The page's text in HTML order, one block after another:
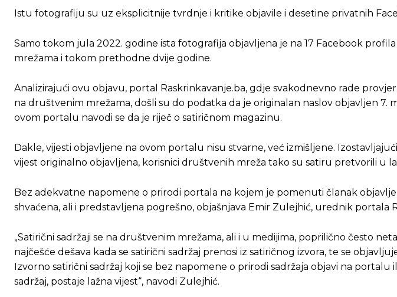
Istu fotografiju su uz eksplicitnije tvrdnje i kritike objavile i desetine privatnih
Samo tokom jula 2022. godine ista fotografija objavljena je na 17 Facebook
mrežama i tokom prethodne dvije godine.
Analizirajući ovu objavu, portal Raskrinkavanje.ba, gdje svakodnevno rade
na društvenim mrežama, došli su do podatka da je originalan naslov objavljen 7.
ovom portalu navodi se da je riječ o satiričnom magazinu.
Dakle, vijesti objavljene na ovom portalu nisu stvarne, već izmišljene.
vijest originalno objavljena, korisnici društvenih mreža tako su satiru pretvorili u
Bez adekvatne napomene o prirodi portala na kojem je pomenuti članak
shvaćena, ali i predstavljena pogrešno, objašnjava Emir Zulejhić, urednik portala
„Satirični sadržaji se na društvenim mrežama, ali i u medijima, poprilično često
najčešće dešava kada se satirični sadržaj prenosi iz satiričnog izvora, te se
Izvorno satirični sadržaj koji se bez napomene o prirodi sadržaja objavi na
sadržaj, postaje lažna vijest“, navodi Zulejhić.